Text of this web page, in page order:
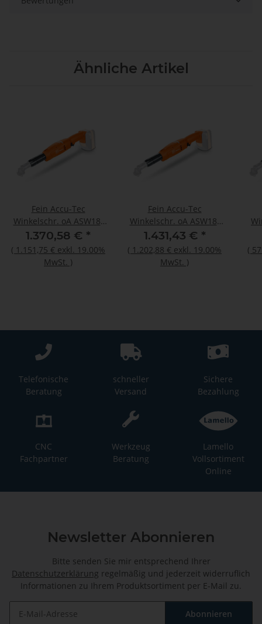
Ähnliche Artikel
Fein Accu-Tec
Winkelschr. oA ASW18-
45PC/N00 18V
1.370,58 € *
( 1.151,75 € exkl. 19.00%
MwSt. )
Fein Accu-Tec
Winkelschr. oA ASW18-
60PC/N00 18V
1.431,43 € *
( 1.202,88 € exkl. 19.00%
MwSt. )
(
Telefonische
Beratung
schneller
Versand
Sichere
Bezahlung
CNC
Fachpartner
Werkzeug
Beratung
Lamello
Vollsortiment
Online
Newsletter Abonnieren
Bitte senden Sie mir entsprechend Ihrer
Datenschutzerklärung regelmäßig und jederzeit widerruflich
Informationen zu Ihrem Produktsortiment per E-Mail zu.
Abonnieren